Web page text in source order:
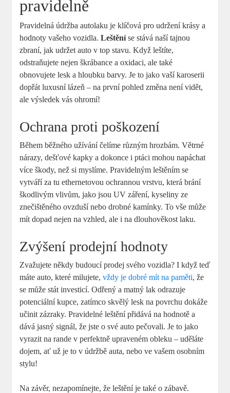
pravidelně
Pravidelná údržba autolaku je klíčová pro udržení krásy a
hodnoty vašeho vozidla.Leštěníse stává naší tajnou
zbraní, jak udržet auto v top stavu. Když leštíte,
odstraňujete nejen škrábance a oxidaci, ale také
obnovujete lesk a hloubku barvy. Je to jako vaší karoserii
dopřát luxusní lázeň – na první pohled změna není vidět,
ale výsledek vás ohromí!
Ochrana proti poškození
Během běžného užívání čelíme různým hrozbám. Větrné
nárazy, dešťové kapky a dokonce i ptáci mohou napáchat
více škody, než si myslíme. Pravidelným leštěním se
vytváří za tu ethernetovou ochrannou vrstvu, která brání
škodlivým vlivům, jako jsou UV záření, kyseliny ze
znečištěného ovzduší nebo drobné kamínky. To vše může
mít dopad nejen na vzhled, ale i na dlouhověkost laku.
Zvýšení prodejní hodnoty
Zvažujete někdy budoucí prodej svého vozidla? I když teď
máte auto, které milujete,vždy je dobré mít na paměti, že
se může stát investicí. Odřený a matný lak odrazuje
potenciální kupce, zatímco skvělý lesk na povrchu dokáže
učinit zázraky. Pravidelné leštění přidává na hodnotě a
dává jasný signál, že jste o své auto pečovali. Je to jako
vyrazit na rande v perfektně upraveném obleku – uděláte
dojem, ať už je to v údržbě auta, nebo ve vašem osobním
stylu!
Na závěr, nezapomínejte, že leštění je také o zábavě.